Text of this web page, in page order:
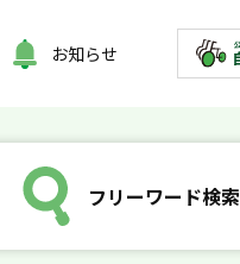
お知らせ
フリーワード検索